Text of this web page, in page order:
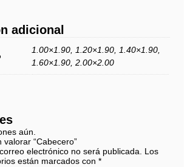
adicional
1.00×1.90, 1.20×1.90, 1.40×1.90,
1.60×1.90, 2.00×2.00
aún.
“Cabecero”
electrónico no será publicada. Los
están marcados con *